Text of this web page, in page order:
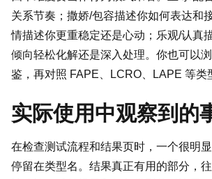
关系节奏；撒娇/包容描述你如何表达和
情描述你更重稳定还是心动；乐观/认真
倾向轻松化解还是深入处理。你也可以
鉴 ，再对照 FAPE LCRO LAPE 等类
实际使用中观察到的
在检查测试流程和结果页时，一个很明
停留在类型名。结果真正有用的部分，